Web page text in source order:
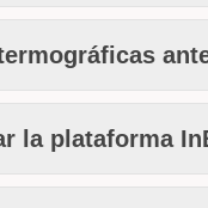
la plataforma